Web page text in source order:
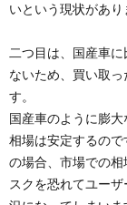
いという現状があり
二つ目は、国産車
ないため、買い取
す。
国産車のように膨
相場は安定するの
の場合、市場での
スクを恐れてユー